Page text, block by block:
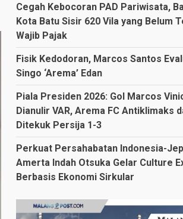
Cegah Kebocoran PAD Pariwisata,
Kota Batu Sisir 620 Vila yang Belum
Wajib Pajak
Fisik Kedodoran, Marcos Santos
Singo ‘Arema’ Edan
Piala Presiden 2026: Gol Marcos
Dianulir VAR, Arema FC Antiklimaks
Ditekuk Persija 1-3
Perkuat Persahabatan Indonesia-
Amerta Indah Otsuka Gelar Culture
Berbasis Ekonomi Sirkular